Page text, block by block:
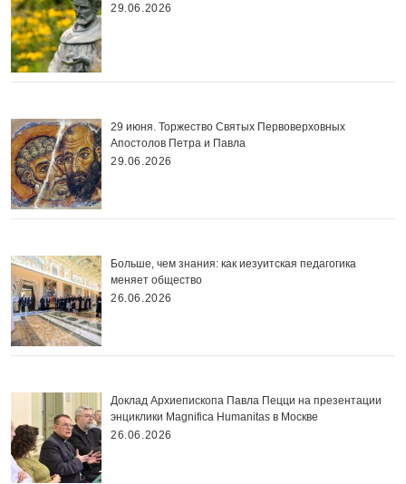
29.06.2026
29 июня. Торжество Святых Первоверховных
Апостолов Петра и Павла
29.06.2026
Больше, чем знания: как иезуитская педагогика
меняет общество
26.06.2026
Доклад Архиепископа Павла Пецци на презентации
энциклики Magnifica Нumanitas в Москве
26.06.2026